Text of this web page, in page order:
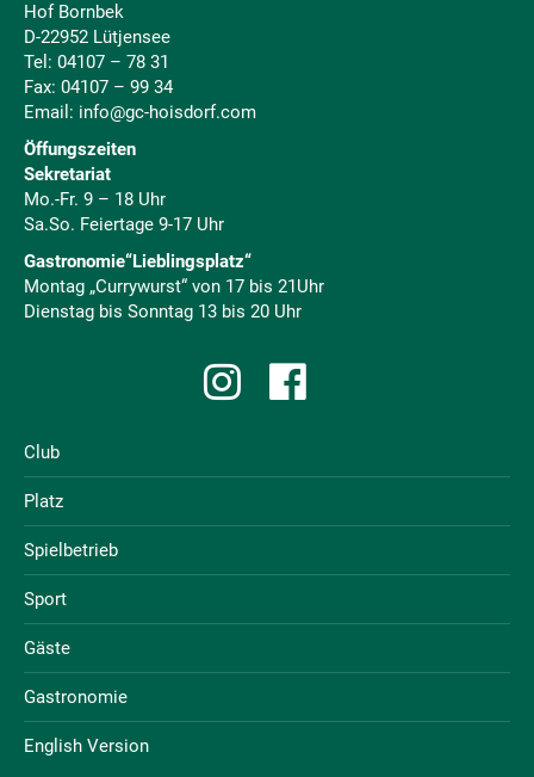
Hof Bornbek
D-22952 Lütjensee
Tel: 04107 – 78 31
Fax: 04107 – 99 34
Email: info@gc-hoisdorf.com
Öffungszeiten
Sekretariat
Mo.-Fr. 9 – 18 Uhr
Sa.So. Feiertage 9-17 Uhr
Gastronomie“Lieblingsplatz“
Montag „Currywurst“ von 17 bis 21Uhr
Dienstag bis Sonntag 13 bis 20 Uhr
Club
Platz
Spielbetrieb
Sport
Gäste
Gastronomie
English Version